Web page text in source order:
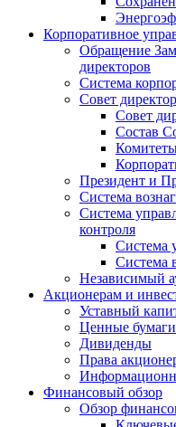
Корпоративное
Обращение
директоров
Система
Совет
Совет
Состав
Президент и
Система
Система
контроля
Система
Система
Независимый
Акционерам и
Уставный
Ценные бумаги
Дивиденды
Права
Финансовый обзор
Обзор